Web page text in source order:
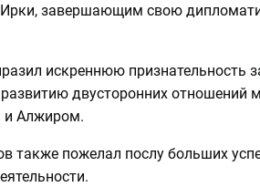
завершающим свою
искреннюю признательность
двусторонних отношений
и Алжиром.
также пожелал послу больших